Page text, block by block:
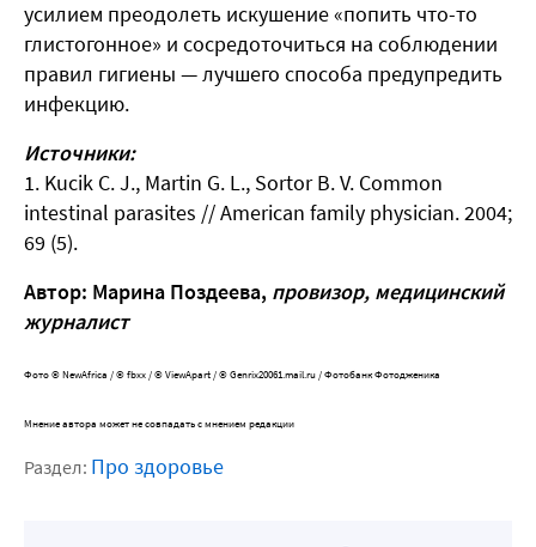
усилием преодолеть искушение «попить что-то
глистогонное» и сосредоточиться на соблюдении
правил гигиены — лучшего способа предупредить
инфекцию.
Источники:
1. Kucik C. J., Martin G. L., Sortor B. V. Common
intestinal parasites // American family physician. 2004;
69 (5).
Автор: Марина Поздеева, провизор, медицинский
журналист
Фото © NewAfrica / © fbxx / © ViewApart / © Genrix20061.mail.ru / Фотобанк Фотодженика
Мнение автора может не совпадать с мнением редакции
Раздел: Про здоровье